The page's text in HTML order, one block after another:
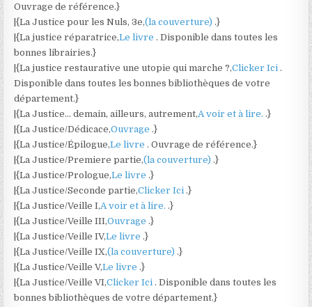
Ouvrage de référence.}
|{La Justice pour les Nuls, 3e,(la couverture).}
|{La justice réparatrice,Le livre. Disponible dans toutes les
bonnes librairies.}
|{La justice restaurative une utopie qui marche ?,Clicker Ici.
Disponible dans toutes les bonnes bibliothèques de votre
département.}
|{La Justice… demain, ailleurs, autrement,A voir et à lire..}
|{La Justice/Dédicace,Ouvrage.}
|{La Justice/Épilogue,Le livre. Ouvrage de référence.}
|{La Justice/Premiere partie,(la couverture).}
|{La Justice/Prologue,Le livre.}
|{La Justice/Seconde partie,Clicker Ici.}
|{La Justice/Veille I,A voir et à lire..}
|{La Justice/Veille III,Ouvrage.}
|{La Justice/Veille IV,Le livre.}
|{La Justice/Veille IX,(la couverture).}
|{La Justice/Veille V,Le livre.}
|{La Justice/Veille VI,Clicker Ici. Disponible dans toutes les
bonnes bibliothèques de votre département.}